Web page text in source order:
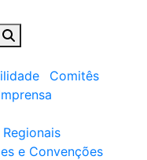
Comitês
e Convenções